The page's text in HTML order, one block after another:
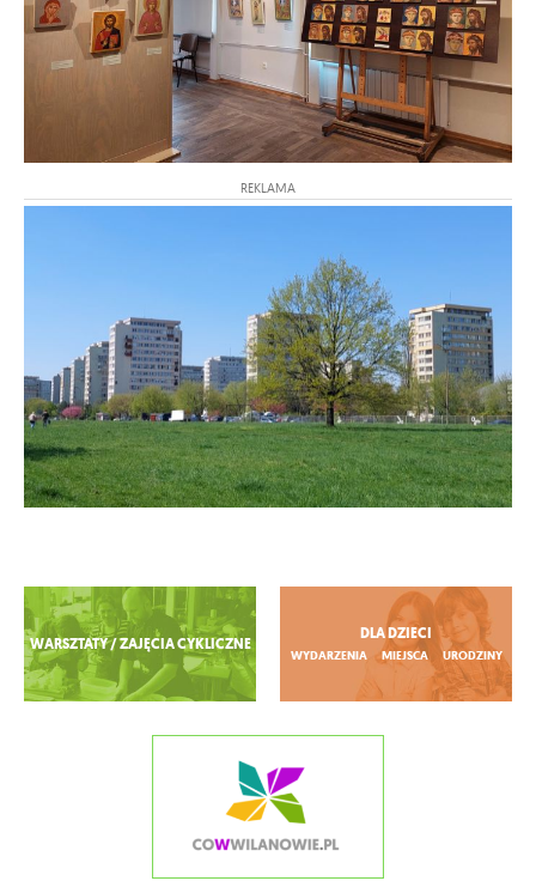
REKLAMA
Zobacz więcej
WARSZTATY / ZAJĘCIA CYKLICZNE
DLA DZIECI
WYDARZENIA MIEJSCA URODZINY